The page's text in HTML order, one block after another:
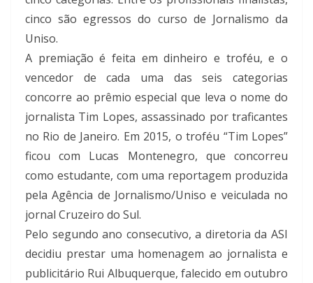
cinco são egressos do curso de Jornalismo da
Uniso.
A premiação é feita em dinheiro e troféu, e o
vencedor de cada uma das seis categorias
concorre ao prêmio especial que leva o nome do
jornalista Tim Lopes, assassinado por traficantes
no Rio de Janeiro. Em 2015, o troféu “Tim Lopes”
ficou com Lucas Montenegro, que concorreu
como estudante, com uma reportagem produzida
pela Agência de Jornalismo/Uniso e veiculada no
jornal Cruzeiro do Sul.
Pelo segundo ano consecutivo, a diretoria da ASI
decidiu prestar uma homenagem ao jornalista e
publicitário Rui Albuquerque, falecido em outubro